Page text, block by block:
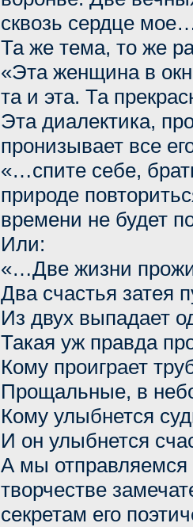
сквозь сердце
Та же тема, то же
«Эта женщина в
та и эта. Та
Эта диалектика,
пронизывает все
«…спите себе,
природе
времени не будет
Или:
«…Две жизни
Два счастья затея
Из двух выпадает
Такая уж правда
Кому проиграет
Прощальные, в
Кому улыбнется
И он улыбнется
А мы отправляемся
творчестве
секретам его